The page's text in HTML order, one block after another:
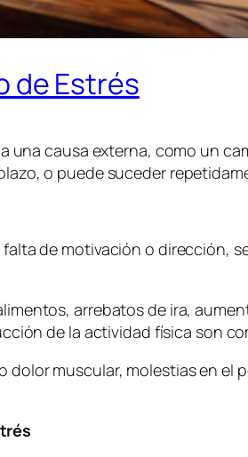
de Estrés
una causa externa, como un
o puede suceder
de motivación o dirección,
arrebatos de ira,
de la actividad física son
dolor muscular, molestias en